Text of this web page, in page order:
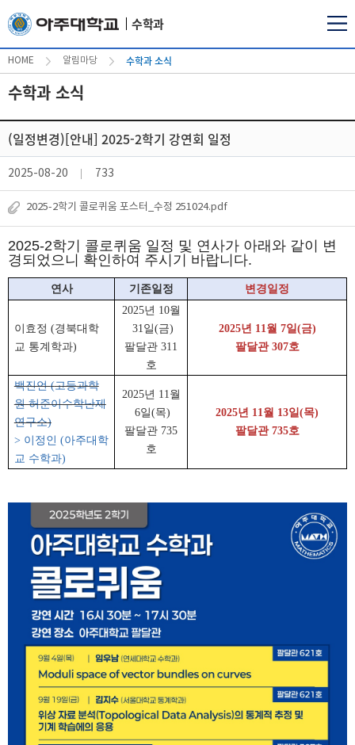
수학과
HOME 알림마당 수학과 소식
수학과 소식
(일정변경)[안내] 2025-2학기 강연회 일정
2025-08-20 733
2025-2학기 콜로퀴움 포스터_수정 251024.pdf
2025-2학기 콜로퀴움 일정 및 연사가 아래와 같이 변
경되었으니 확인하여 주시기 바랍니다.
연사 기존일정 변경일정
이효정 (경북대학
교 통계학과)
2025년 10월
31일(금)
팔달관 311
호
2025년 11월 7일(금)
팔달관 307호
백진언(고등과학
원 허준이수학난제
연구소)
> 이정인 (아주대학
교 수학과)
2025년 11월
6일(목)
팔달관 735
호
2025년 11월 13일(목)
팔달관 735호